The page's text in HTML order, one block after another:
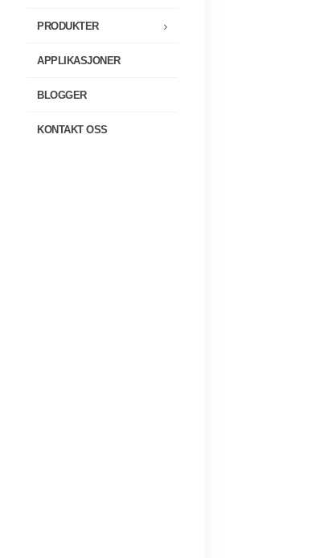
PRODUKTER
APPLIKASJONER
BLOGGER
KONTAKT OSS